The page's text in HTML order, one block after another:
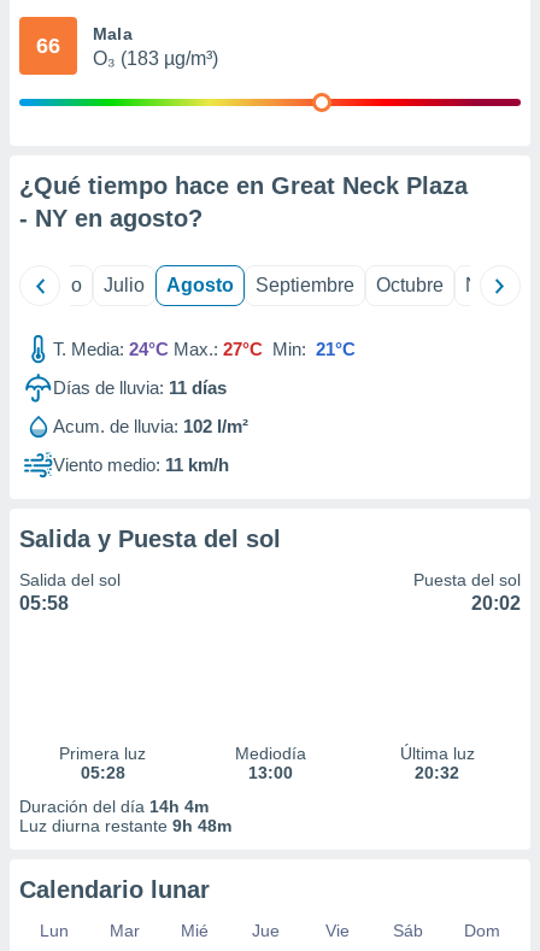
mediante
publicidad
1199
66 Mala
O₃ (183 µg/m³)
¿Qué tiempo hace en Great Neck Plaza
- NY en agosto?
Junio Julio Agosto Septiembre Octubre
T. Media: 24°C Max.: 27°C Min: 21°C
Días de lluvia: 11 días
Acum. de lluvia: 102 l/m²
Viento medio: 11 km/h
Salida y Puesta del sol
Salida del sol
05:58
Puesta del sol
20:02
Primera luz
05:28
Mediodía
13:00
Última luz
20:32
Duración del día 14h 4m
Luz diurna restante 9h 48m
Calendario lunar
Lun Mar Mié Jue Vie Sáb
Dom